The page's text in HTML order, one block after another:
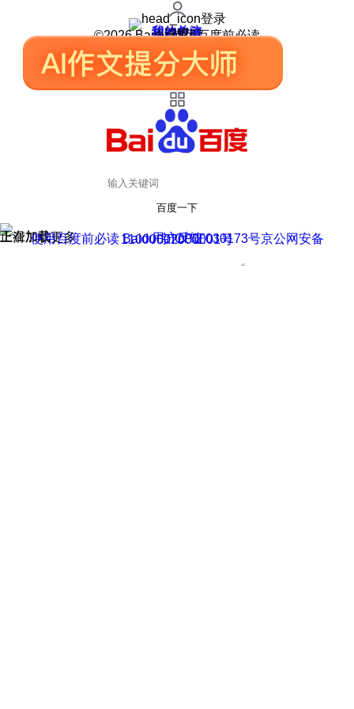
登录
我的关注
我的收藏
皮肤中心
用户反馈
设置
©2026 Baidu 使用百度前必读
百度一下
正在加载
上滑加载更多 用户反馈
使用百度前必读 Baidu 京ICP证030173号
京公网安备11000002000001号